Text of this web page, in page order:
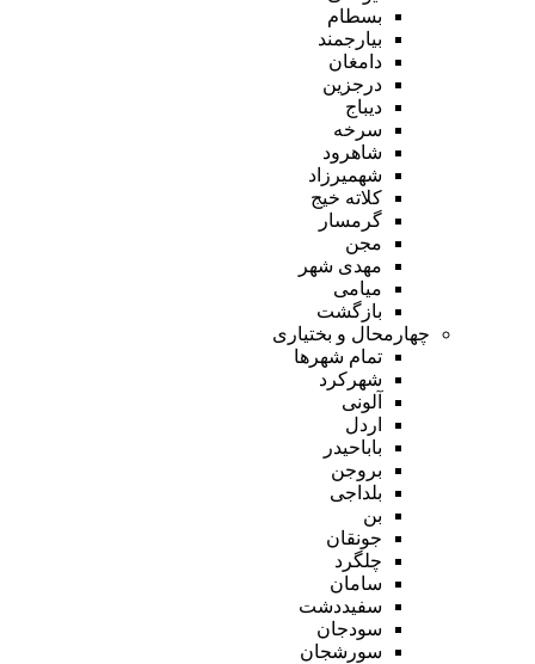
بسطام
بیارجمند
دامغان
درجزین
دیباج
سرخه
شاهرود
شهمیرزاد
کلاته خیج
گرمسار
مجن
مهدی شهر
میامی
بازگشت
چهارمحال و بختیاری
تمام شهر‌ها
شهرکرد
آلونی
اردل
باباحیدر
بروجن
بلداجی
بن
جونقان
چلگرد
سامان
سفیددشت
سودجان
سورشجان